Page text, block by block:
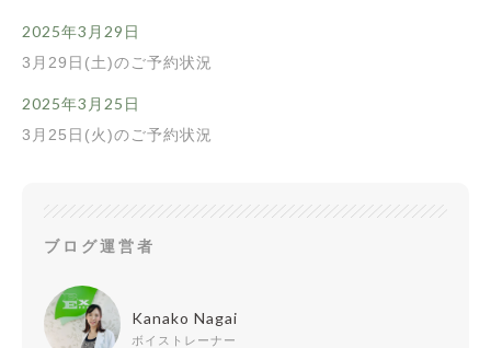
3月29日(土)のご予約状況
2025年3月29日
3月25日(火)のご予約状況
2025年3月25日
ブログ運営者
Kanako Nagai
ボイストレーナー